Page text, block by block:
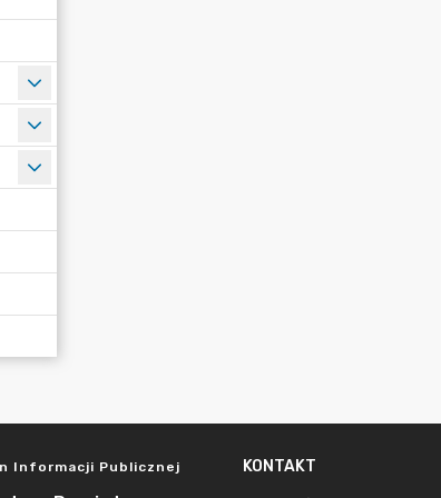
Informacji Publicznej KONTAKT